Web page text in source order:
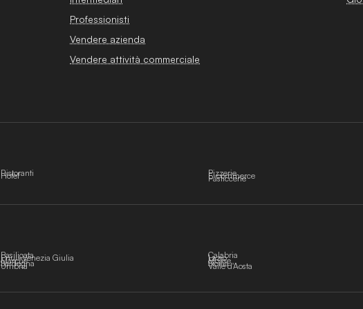
Professionisti
Vendere azienda
Vendere attività commerciale
Ristoranti Pizzerie
Hotel E-commerce
Pasticcerie
Basilicata Calabria
Friuli-Venezia Giulia Lazio
Marche Molise
Sardegna Sicilia
Umbria Valle d'Aosta